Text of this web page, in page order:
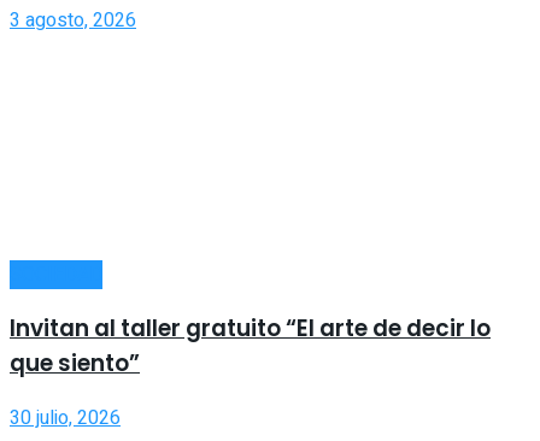
3 agosto, 2026
Invitan al taller gratuito “El arte de decir lo
que siento”
30 julio, 2026